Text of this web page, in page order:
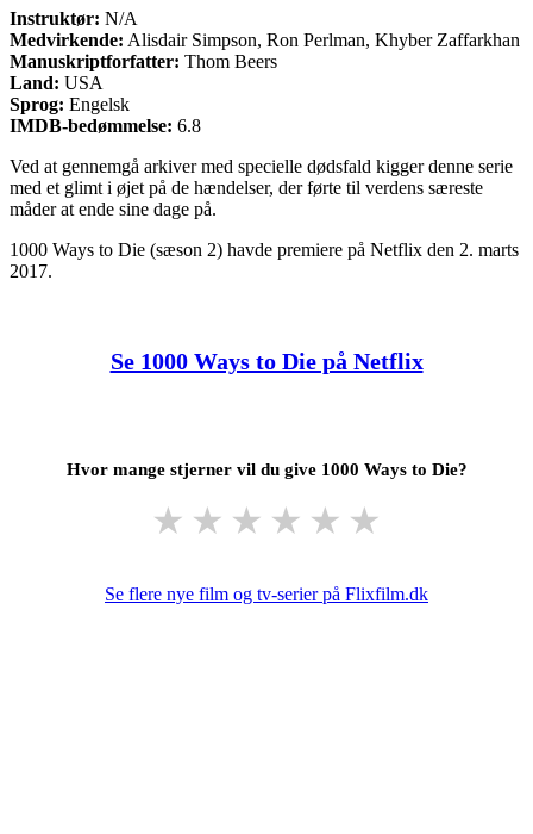
Instruktør: N/A
Medvirkende: Alisdair Simpson, Ron Perlman, Khyber Zaffarkhan
Manuskriptforfatter: Thom Beers
Land: USA
Sprog: Engelsk
IMDB-bedømmelse: 6.8
Ved at gennemgå arkiver med specielle dødsfald kigger denne serie
med et glimt i øjet på de hændelser, der førte til verdens særeste
måder at ende sine dage på.
1000 Ways to Die (sæson 2) havde premiere på Netflix den 2. marts
2017.
Se 1000 Ways to Die på Netflix
Hvor mange stjerner vil du give 1000 Ways to Die?
★ ★ ★ ★ ★ ★
Se flere nye film og tv-serier på Flixfilm.dk